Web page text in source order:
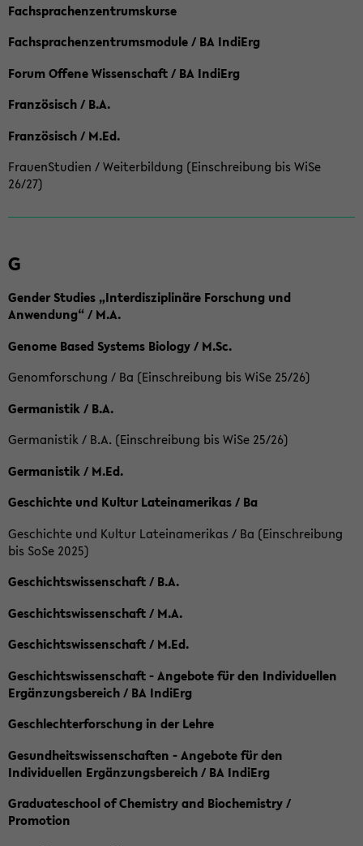
Fachsprachenzentrumskurse
Fachsprachenzentrumsmodule / BA IndiErg
Forum Offene Wissenschaft / BA IndiErg
Französisch / B.A.
Französisch / M.Ed.
FrauenStudien / Weiterbildung (Einschreibung bis WiSe
26/27)
G
Gender Studies „Interdisziplinäre Forschung und
Anwendung“ / M.A.
Genome Based Systems Biology / M.Sc.
Genomforschung / Ba (Einschreibung bis WiSe 25/26)
Germanistik / B.A.
Germanistik / B.A. (Einschreibung bis WiSe 25/26)
Germanistik / M.Ed.
Geschichte und Kultur Lateinamerikas / Ba
Geschichte und Kultur Lateinamerikas / Ba (Einschreibung
bis SoSe 2025)
Geschichtswissenschaft / B.A.
Geschichtswissenschaft / M.A.
Geschichtswissenschaft / M.Ed.
Geschichtswissenschaft - Angebote für den Individuellen
Ergänzungsbereich / BA IndiErg
Geschlechterforschung in der Lehre
Gesundheitswissenschaften - Angebote für den
Individuellen Ergänzungsbereich / BA IndiErg
Graduateschool of Chemistry and Biochemistry /
Promotion